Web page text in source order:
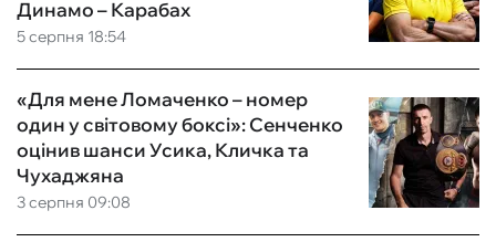
5 серпня 18:54
Динамо – Карабах
3 серпня 09:08
«Для мене Ломаченко – номер
один у світовому боксі»: Сенченко
оцінив шанси Усика, Кличка та
Чухаджяна